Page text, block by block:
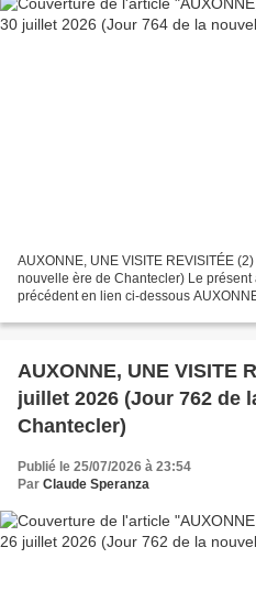
AUXONNE, UNE VISITE REVISITÉE
nouvelle ère de Chantecler) Le
précédent en lien ci-dessous
AUXONNE, UNE VISITE
juillet 2026 (Jour 762 de
Chantecler)
Publié le 25/07/2026 à 23:54
Par Claude Speranza